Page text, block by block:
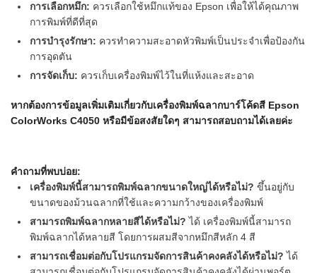
การเลือกหมึก: ควรเลือกใช้หมึกแท้ของ Epson เพื่อให้ได้คุณภาพ
การพิมพ์ที่ดีที่สุด
การบำรุงรักษา: ควรทำความสะอาดหัวพิมพ์เป็นประจำเพื่อป้องกัน
การอุดตัน
การจัดเก็บ: ควรเก็บเครื่องพิมพ์ไว้ในที่แห้งและสะอาด
หากต้องการข้อมูลเพิ่มเติมเกี่ยวกับเครื่องพิมพ์ฉลากบาร์โค้ดสี Epson
ColorWorks C4050 หรือมีข้อสงสัยใดๆ สามารถสอบถามได้เลยค่ะ
คำถามที่พบบ่อย:
เครื่องพิมพ์นี้สามารถพิมพ์ฉลากขนาดใหญ่ได้หรือไม่? ขึ้นอยู่กับ
ขนาดของม้วนฉลากที่ใช้และความกว้างของเครื่องพิมพ์
สามารถพิมพ์ฉลากหลายสีได้หรือไม่? ได้ เครื่องพิมพ์นี้สามารถ
พิมพ์ฉลากได้หลายสี โดยการผสมสีจากหมึกสีหลัก 4 สี
สามารถเชื่อมต่อกับโปรแกรมจัดการสินค้าคงคลังได้หรือไม่? ได้